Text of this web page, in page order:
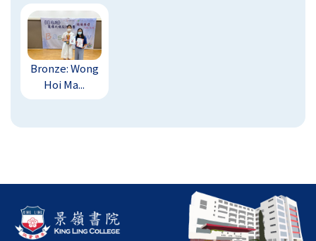
Bronze: Wong
Hoi Ma...